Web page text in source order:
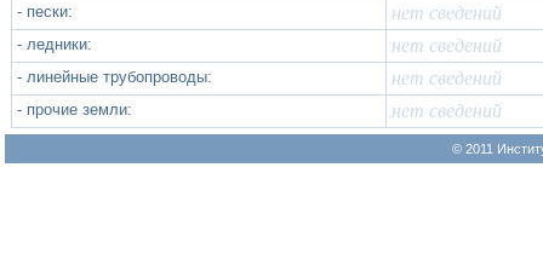
- пески: нет сведений
- ледники: нет сведений
- линейные трубопроводы: нет сведений
- прочие земли: нет сведений
© 2011